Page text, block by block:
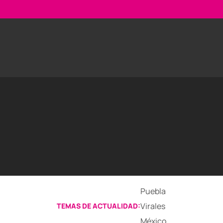
TEMAS DE ACTUALIDAD:
Puebla
Virales
México